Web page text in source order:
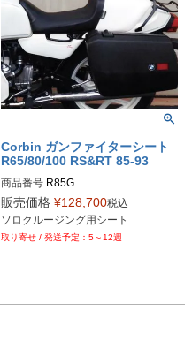
Corbin ガンファイターシート
R65/80/100 RS&RT 85-93
商品番号 R85G
販売価格 ¥128,700税込
5～12週